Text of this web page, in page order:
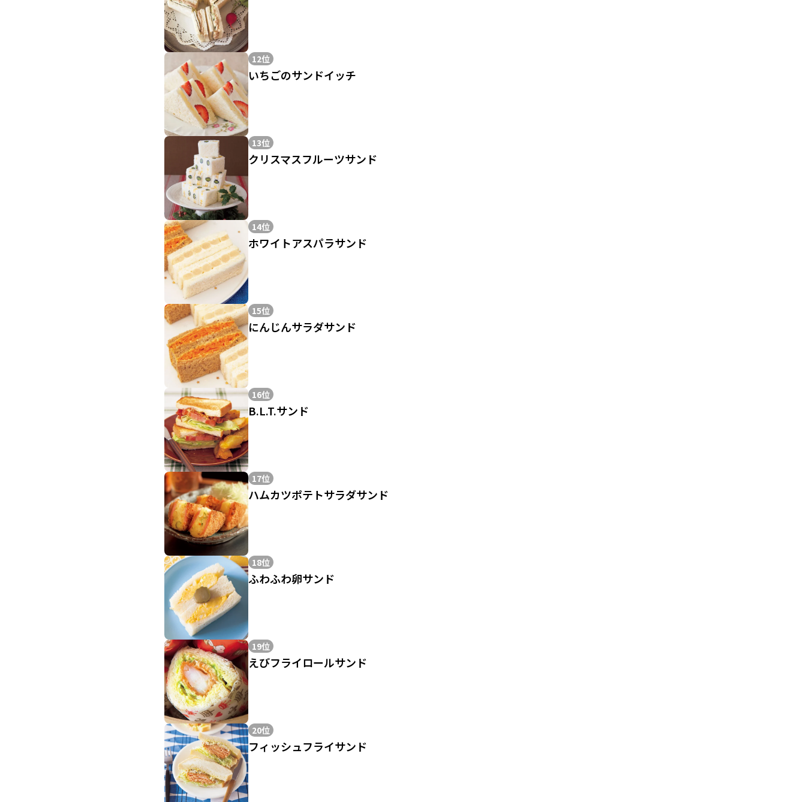
12位
いちごのサンドイッチ
13位
クリスマスフルーツサンド
14位
ホワイトアスパラサンド
15位
にんじんサラダサンド
16位
B.L.T.サンド
17位
ハムカツポテトサラダサンド
18位
ふわふわ卵サンド
19位
えびフライロールサンド
20位
フィッシュフライサンド